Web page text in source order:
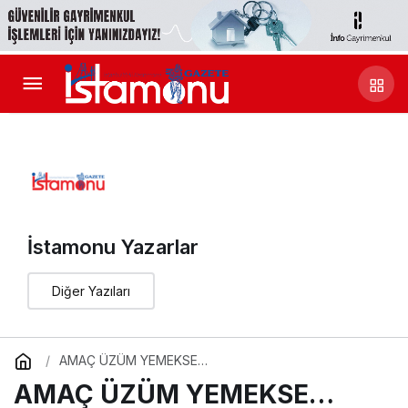
İstamonu Yazarlar
Diğer Yazıları
AMAÇ ÜZÜM YEMEKSE…
AMAÇ ÜZÜM YEMEKSE…